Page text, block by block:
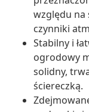
względu na
czynniki
Stabilny i
ogrodowy
solidny,
ściereczką.